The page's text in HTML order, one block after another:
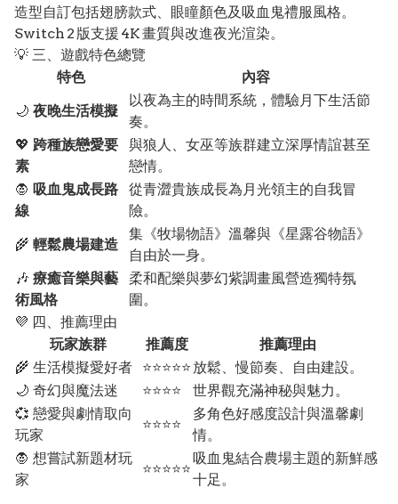
造型自訂包括翅膀款式、眼瞳顏色及吸血鬼禮服風格。
Switch 2 版支援 4K 畫質與改進夜光渲染。
💡 三、遊戲特色總覽
特色
內容
🌙 夜晚生活模擬
以夜為主的時間系統，體驗月下生活節
奏。
💖 跨種族戀愛要
素
與狼人、女巫等族群建立深厚情誼甚至
戀情。
🧛 吸血鬼成長路
線
從青澀貴族成長為月光領主的自我冒
險。
🌾 輕鬆農場建造
集《牧場物語》溫馨與《星露谷物語》
自由於一身。
🎶 療癒音樂與藝
術風格
柔和配樂與夢幻紫調畫風營造獨特氛
圍。
💜 四、推薦理由
玩家族群
推薦度
推薦理由
🌾 生活模擬愛好者
⭐⭐⭐⭐⭐ 放鬆、慢節奏、自由建設。
🌙 奇幻與魔法迷
⭐⭐⭐⭐
世界觀充滿神秘與魅力。
💞 戀愛與劇情取向
玩家
⭐⭐⭐⭐
多角色好感度設計與溫馨劇
情。
🧛 想嘗試新題材玩
家
⭐⭐⭐⭐⭐
吸血鬼結合農場主題的新鮮感
十足。